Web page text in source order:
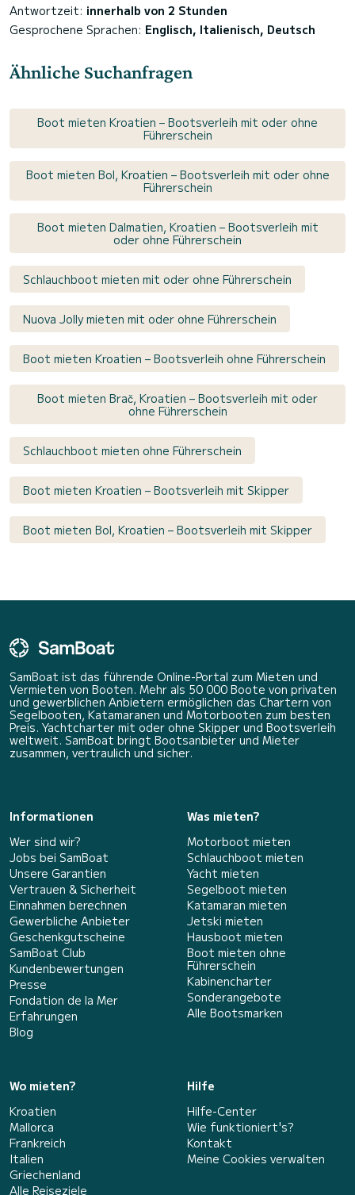
Antwortzeit: innerhalb von 2 Stunden
Gesprochene Sprachen: Englisch, Italienisch, Deutsch
Ähnliche Suchanfragen
Boot mieten Kroatien – Bootsverleih mit oder ohne
Führerschein
Boot mieten Bol, Kroatien – Bootsverleih mit oder ohne
Führerschein
Boot mieten Dalmatien, Kroatien – Bootsverleih mit
oder ohne Führerschein
Schlauchboot mieten mit oder ohne Führerschein
Nuova Jolly mieten mit oder ohne Führerschein
Boot mieten Kroatien – Bootsverleih ohne Führerschein
Boot mieten Brač, Kroatien – Bootsverleih mit oder
ohne Führerschein
Schlauchboot mieten ohne Führerschein
Boot mieten Kroatien – Bootsverleih mit Skipper
Boot mieten Bol, Kroatien – Bootsverleih mit Skipper
SamBoat ist das führende Online-Portal zum Mieten und
Vermieten von Booten. Mehr als 50 000 Boote von privaten
und gewerblichen Anbietern ermöglichen das Chartern von
Segelbooten, Katamaranen und Motorbooten zum besten
Preis. Yachtcharter mit oder ohne Skipper und Bootsverleih
weltweit. SamBoat bringt Bootsanbieter und Mieter
zusammen, vertraulich und sicher.
Informationen
Wer sind wir?
Jobs bei SamBoat
Unsere Garantien
Vertrauen & Sicherheit
Einnahmen berechnen
Gewerbliche Anbieter
Geschenkgutscheine
SamBoat Club
Kundenbewertungen
Presse
Fondation de la Mer
Erfahrungen
Blog
Was mieten?
Motorboot mieten
Schlauchboot mieten
Yacht mieten
Segelboot mieten
Katamaran mieten
Jetski mieten
Hausboot mieten
Boot mieten ohne
Führerschein
Kabinencharter
Sonderangebote
Alle Bootsmarken
Wo mieten?
Kroatien
Mallorca
Frankreich
Italien
Griechenland
Alle Reiseziele
Hilfe
Hilfe-Center
Wie funktioniert's?
Kontakt
Meine Cookies verwalten